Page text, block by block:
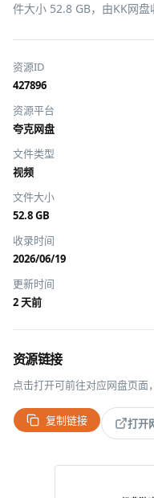
件大小 52.8 GB，由KK网盘
资源ID
427896
资源平台
夸克网盘
文件类型
视频
文件大小
52.8 GB
收录时间
2026/06/19
更新时间
2 天前
资源链接
点击打开可前往对应网盘页面
复制链接 打开